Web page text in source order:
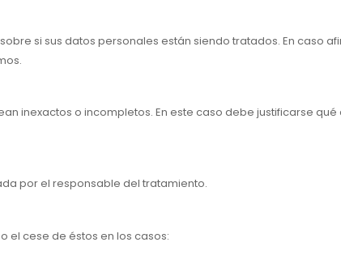
si sus datos personales están siendo tratados. En caso
inexactos o incompletos. En este caso debe justificarse
por el responsable del tratamiento.
el cese de éstos en los casos: